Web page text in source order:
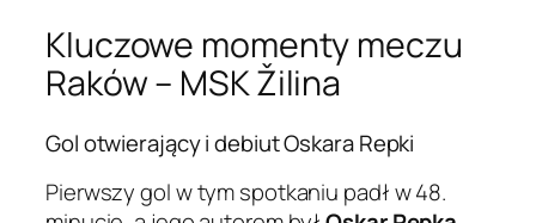
Kluczowe momenty meczu
Raków – MSK Žilina
Gol otwierający i debiut Oskara Repki
Pierwszy gol w tym spotkaniu padł w 48.